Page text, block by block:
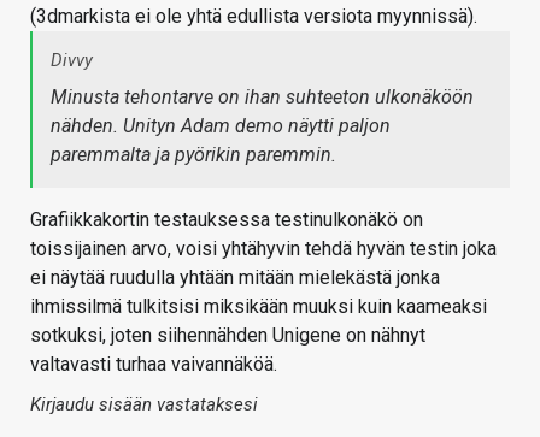
(3dmarkista ei ole yhtä edullista versiota myynnissä).
Divvy
Minusta tehontarve on ihan suhteeton ulkonäköön
nähden. Unityn Adam demo näytti paljon
paremmalta ja pyörikin paremmin.
Grafiikkakortin testauksessa testinulkonäkö on
toissijainen arvo, voisi yhtähyvin tehdä hyvän testin joka
ei näytää ruudulla yhtään mitään mielekästä jonka
ihmissilmä tulkitsisi miksikään muuksi kuin kaameaksi
sotkuksi, joten siihennähden Unigene on nähnyt
valtavasti turhaa vaivannäköä.
Kirjaudu sisään vastataksesi